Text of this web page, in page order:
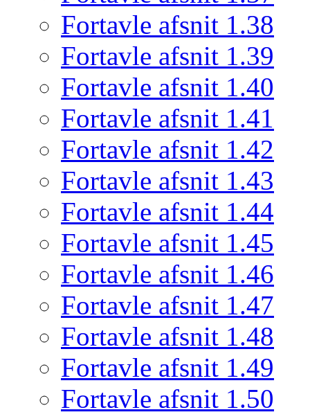
Fortavle afsnit 1.38
Fortavle afsnit 1.39
Fortavle afsnit 1.40
Fortavle afsnit 1.41
Fortavle afsnit 1.42
Fortavle afsnit 1.43
Fortavle afsnit 1.44
Fortavle afsnit 1.45
Fortavle afsnit 1.46
Fortavle afsnit 1.47
Fortavle afsnit 1.48
Fortavle afsnit 1.49
Fortavle afsnit 1.50